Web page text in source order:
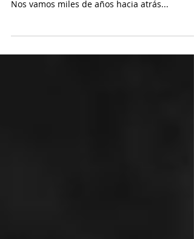
layaparadiotv
Me llamo Kalpan
Nos vamos miles de años hacia atrás...